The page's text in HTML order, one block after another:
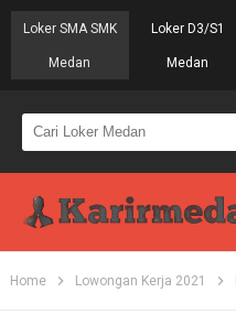
Loker SMA SMK
Medan
Loker D3/S1
Medan
Home Lowongan Kerja 2021